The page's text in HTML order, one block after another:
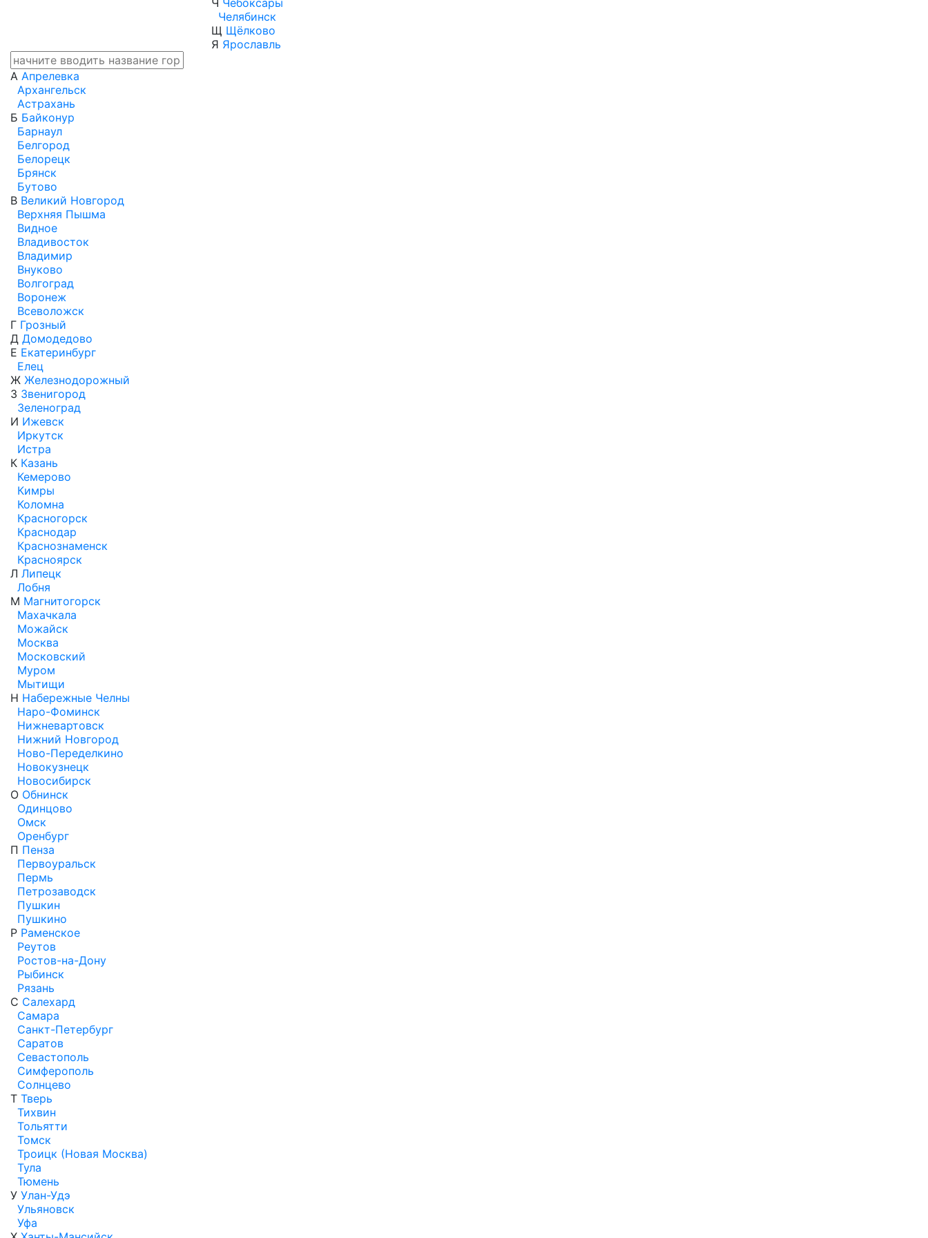
Ч Чебоксары
Челябинск
Щ Щёлково
Я Ярославль
А Апрелевка
Архангельск
Астрахань
Б Байконур
Барнаул
Белгород
Белорецк
Брянск
Бутово
В Великий Новгород
Верхняя Пышма
Видное
Владивосток
Владимир
Внуково
Волгоград
Воронеж
Всеволожск
Г Грозный
Д Домодедово
Е Екатеринбург
Елец
Ж Железнодорожный
З Звенигород
Зеленоград
И Ижевск
Иркутск
Истра
К Казань
Кемерово
Кимры
Коломна
Красногорск
Краснодар
Краснознаменск
Красноярск
Л Липецк
Лобня
М Магнитогорск
Махачкала
Можайск
Москва
Московский
Муром
Мытищи
Н Набережные Челны
Наро-Фоминск
Нижневартовск
Нижний Новгород
Ново-Переделкино
Новокузнецк
Новосибирск
О Обнинск
Одинцово
Омск
Оренбург
П Пенза
Первоуральск
Пермь
Петрозаводск
Пушкин
Пушкино
Р Раменское
Реутов
Ростов-на-Дону
Рыбинск
Рязань
С Салехард
Самара
Санкт-Петербург
Саратов
Севастополь
Симферополь
Солнцево
Т Тверь
Тихвин
Тольятти
Томск
Троицк (Новая Москва)
Тула
Тюмень
У Улан-Удэ
Ульяновск
Уфа